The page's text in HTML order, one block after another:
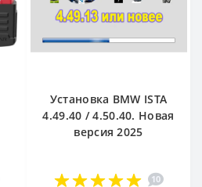
Установка BMW ISTA
4.49.40 / 4.50.40. Новая
версия 2025
10